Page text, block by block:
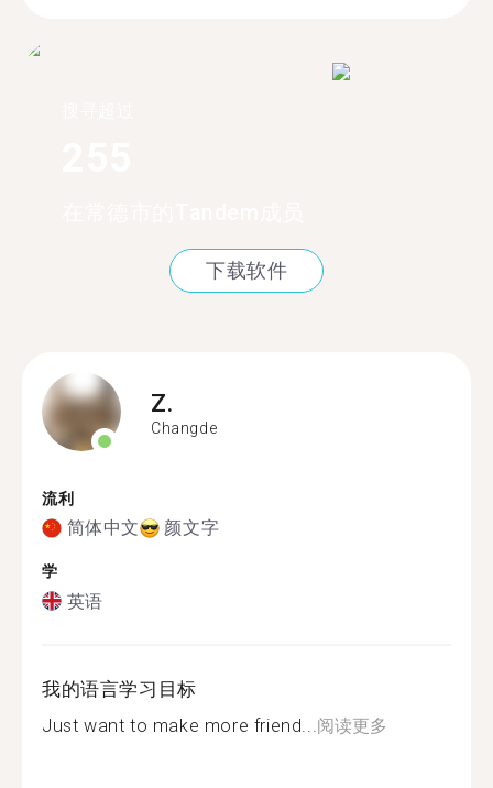
下载软件
Z.
Changde
流利
简体中文 颜文字
学
英语
我的语言学习目标
Just want to make more friend... 阅读更多